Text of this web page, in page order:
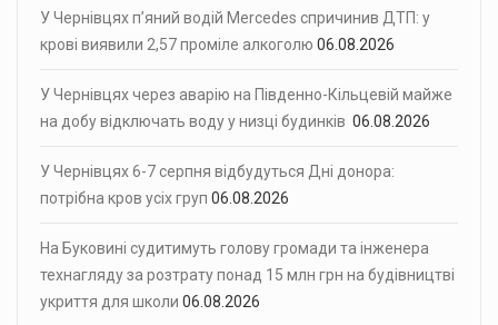
У Чернівцях п’яний водій Mercedes спричинив ДТП: у
крові виявили 2,57 проміле алкоголю 06.08.2026
У Чернівцях через аварію на Південно-Кільцевій майже
на добу відключать воду у низці будинків 06.08.2026
У Чернівцях 6-7 серпня відбудуться Дні донора:
потрібна кров усіх груп 06.08.2026
На Буковині судитимуть голову громади та інженера
технагляду за розтрату понад 15 млн грн на будівництві
укриття для школи 06.08.2026